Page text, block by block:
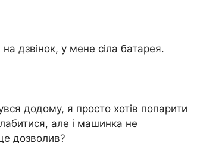
дзвінок, у мене сіла батарея.
додому, я просто хотів попарити
але і машинка не
дозволив?